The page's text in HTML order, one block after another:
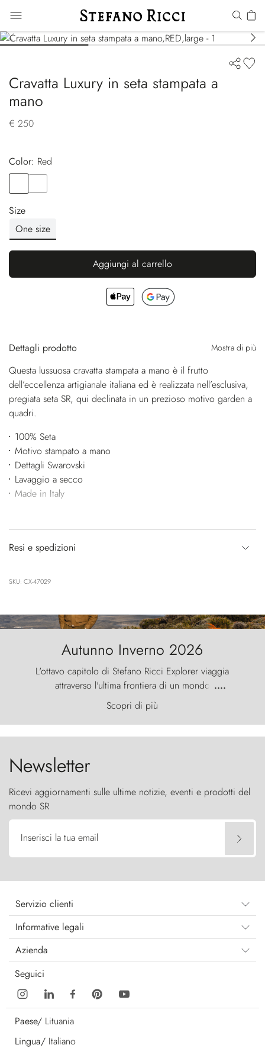
Cravatta Luxury in seta stampata a
mano
€ 250
Color:
red
Size
One size
Aggiungi al carrello
Dettagli prodotto Mostra di più
Questa lussuosa cravatta stampata a mano è il frutto
dell’eccellenza artigianale italiana ed è realizzata nell’esclusiva,
pregiata seta SR, qui declinata in un prezioso motivo garden a
quadri.
100% Seta
Motivo stampato a mano
Dettagli Swarovski
Lavaggio a secco
Made in Italy
Resi e spedizioni
SKU: CX-47029
Autunno Inverno 2026
L'ottavo capitolo di Stefano Ricci Explorer viaggia
attraverso l'ultima frontiera di un mondo
primordiale, dove il vento scolpisce la natura con
furia ancestrale e le Torres del Paine sfidano il
cielo come sentinelle di pietra.
....
Scopri di più
Newsletter
Ricevi aggiornamenti sulle ultime notizie, eventi e prodotti del
mondo SR
Inserisci la tua email
Servizio clienti
Informative legali
Azienda
Seguici
Paese/ Lituania
Lingua/ Italiano